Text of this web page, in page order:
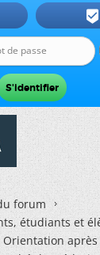

forum
étudiants et
Orientation après